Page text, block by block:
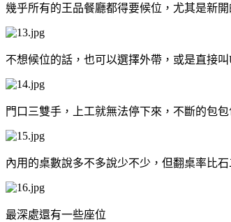
幾乎所有的王品餐廳都得要候位，尤其是新
不想候位的話，也可以選擇外帶，或是直接叫
門口三雙手，上工就無法停下來，不斷的包
內用的桌數說多不多說少不少，但翻桌率比
最深處還有一些座位